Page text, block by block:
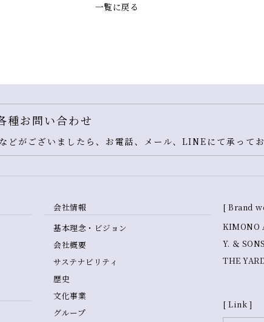
一覧に戻る
種お問い合わせ
がございましたら、お電話、メール、LINEにて承ってお
会社情報
基本理念・ビジョン
会社概要
サステナビリティ
歴史
文化事業
グループ
[ Brand
KIMONO
Y. ＆ SONS
THE
[ Link ]